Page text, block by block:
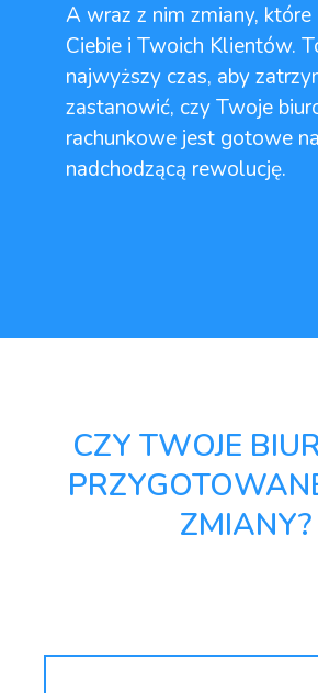
A wraz z nim zmiany,
Ciebie i Twoich Klientów.
najwyższy czas, aby
zastanowić, czy Twoje
rachunkowe jest gotowe na
nadchodzącą rewolucję.
CZY TWOJE
ZMIANY?